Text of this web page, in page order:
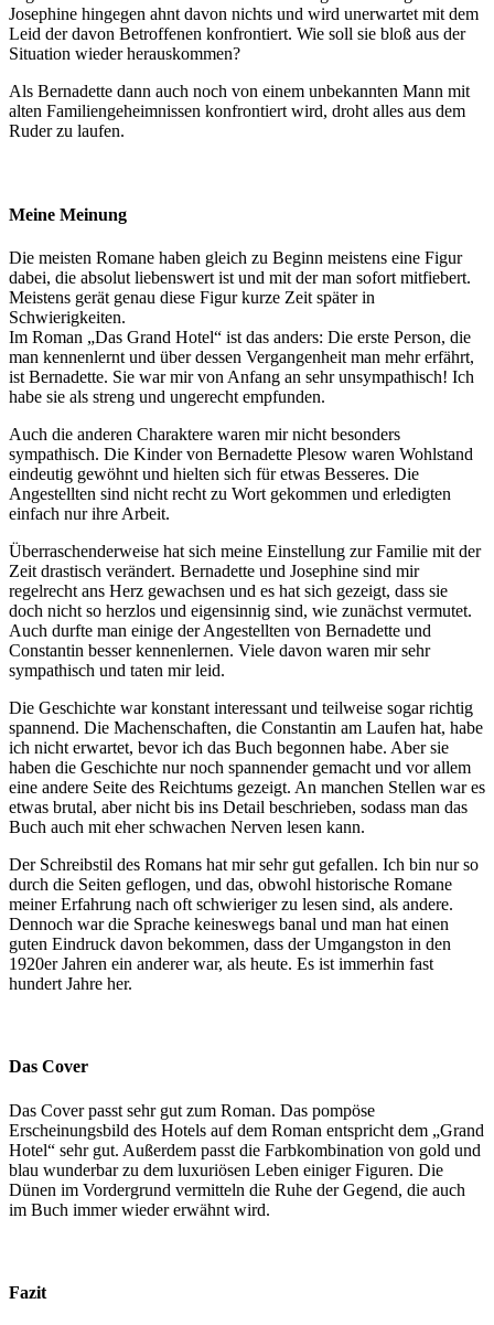
Josephine hingegen ahnt davon nichts und wird unerwartet mit dem
Leid der davon Betroffenen konfrontiert. Wie soll sie bloß aus der
Situation wieder herauskommen?
Als Bernadette dann auch noch von einem unbekannten Mann mit
alten Familiengeheimnissen konfrontiert wird, droht alles aus dem
Ruder zu laufen.
Meine Meinung
Die meisten Romane haben gleich zu Beginn meistens eine Figur
dabei, die absolut liebenswert ist und mit der man sofort mitfiebert.
Meistens gerät genau diese Figur kurze Zeit später in
Schwierigkeiten.
Im Roman „Das Grand Hotel“ ist das anders: Die erste Person, die
man kennenlernt und über dessen Vergangenheit man mehr erfährt,
ist Bernadette. Sie war mir von Anfang an sehr unsympathisch! Ich
habe sie als streng und ungerecht empfunden.
Auch die anderen Charaktere waren mir nicht besonders
sympathisch. Die Kinder von Bernadette Plesow waren Wohlstand
eindeutig gewöhnt und hielten sich für etwas Besseres. Die
Angestellten sind nicht recht zu Wort gekommen und erledigten
einfach nur ihre Arbeit.
Überraschenderweise hat sich meine Einstellung zur Familie mit der
Zeit drastisch verändert. Bernadette und Josephine sind mir
regelrecht ans Herz gewachsen und es hat sich gezeigt, dass sie
doch nicht so herzlos und eigensinnig sind, wie zunächst vermutet.
Auch durfte man einige der Angestellten von Bernadette und
Constantin besser kennenlernen. Viele davon waren mir sehr
sympathisch und taten mir leid.
Die Geschichte war konstant interessant und teilweise sogar richtig
spannend. Die Machenschaften, die Constantin am Laufen hat, habe
ich nicht erwartet, bevor ich das Buch begonnen habe. Aber sie
haben die Geschichte nur noch spannender gemacht und vor allem
eine andere Seite des Reichtums gezeigt. An manchen Stellen war es
etwas brutal, aber nicht bis ins Detail beschrieben, sodass man das
Buch auch mit eher schwachen Nerven lesen kann.
Der Schreibstil des Romans hat mir sehr gut gefallen. Ich bin nur so
durch die Seiten geflogen, und das, obwohl historische Romane
meiner Erfahrung nach oft schwieriger zu lesen sind, als andere.
Dennoch war die Sprache keineswegs banal und man hat einen
guten Eindruck davon bekommen, dass der Umgangston in den
1920er Jahren ein anderer war, als heute. Es ist immerhin fast
hundert Jahre her.
Das Cover
Das Cover passt sehr gut zum Roman. Das pompöse
Erscheinungsbild des Hotels auf dem Roman entspricht dem „Grand
Hotel“ sehr gut. Außerdem passt die Farbkombination von gold und
blau wunderbar zu dem luxuriösen Leben einiger Figuren. Die
Dünen im Vordergrund vermitteln die Ruhe der Gegend, die auch
im Buch immer wieder erwähnt wird.
Fazit